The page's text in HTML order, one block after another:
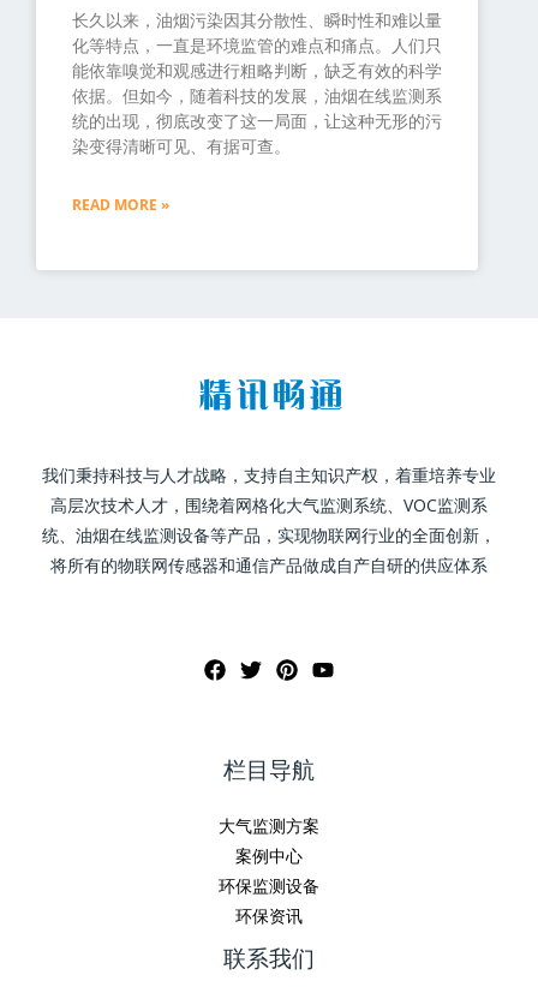
长久以来，油烟污染因其分散性、瞬时性和难以量
化等特点，一直是环境监管的难点和痛点。人们只
能依靠嗅觉和观感进行粗略判断，缺乏有效的科学
依据。但如今，随着科技的发展，油烟在线监测系
统的出现，彻底改变了这一局面，让这种无形的污
染变得清晰可见、有据可查。
READ MORE »
我们秉持科技与人才战略，支持自主知识产权，着重培养专业
高层次技术人才，围绕着网格化大气监测系统、VOC监测系
统、油烟在线监测设备等产品，实现物联网行业的全面创新，
将所有的物联网传感器和通信产品做成自产自研的供应体系
栏目导航
大气监测方案
案例中心
环保监测设备
环保资讯
联系我们